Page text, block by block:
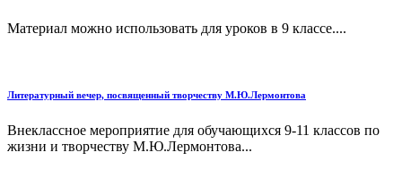
Материал можно использовать для уроков в 9 классе....
Литературный вечер, посвященный творчеству М.Ю.Лермонтова
Внеклассное мероприятие для обучающихся 9-11 классов по
жизни и творчеству М.Ю.Лермонтова...